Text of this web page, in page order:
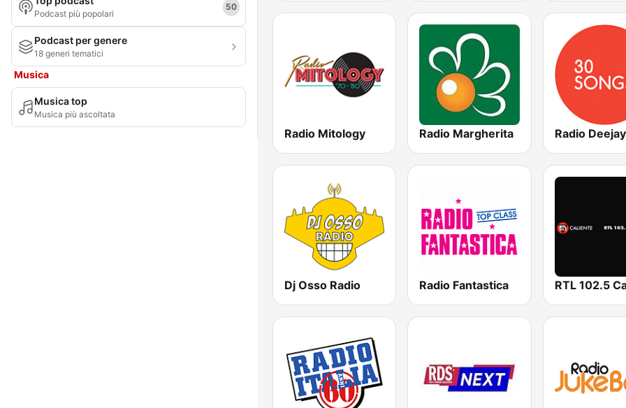
Podcast più popolari
50
Podcast per genere
18 generi tematici
Musica
Musica top
Musica più ascoltata
Radio Mitology Radio Margherita
Dj Osso Radio Radio Fantastica